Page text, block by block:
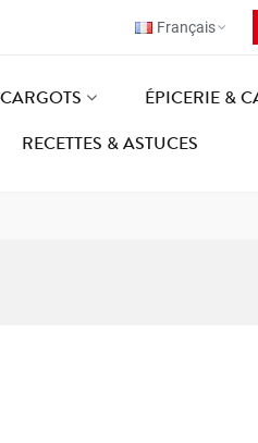
Français
ÉPICERIE &
RECETTES & ASTUCES